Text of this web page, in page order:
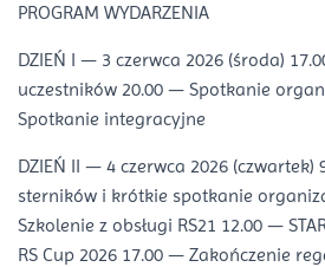
PROGRAM WYDARZENIA
DZIEŃ I — 3 czerwca 2026 (środa)
uczestników 20.00 — Spotkanie
Spotkanie integracyjne
DZIEŃ II — 4 czerwca 2026
sterników i krótkie spotkanie
Szkolenie z obsługi RS21 12.00 —
RS Cup 2026 17.00 — Zakończenie